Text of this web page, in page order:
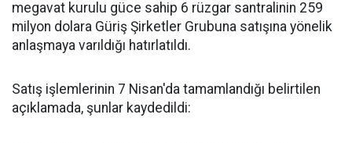
megavat kurulu güce sahip 6 rüzgar santralinin 259
milyon dolara Güriş Şirketler Grubuna satışına yönelik
anlaşmaya varıldığı hatırlatıldı.
Satış işlemlerinin 7 Nisan'da tamamlandığı belirtilen
açıklamada, şunlar kaydedildi: